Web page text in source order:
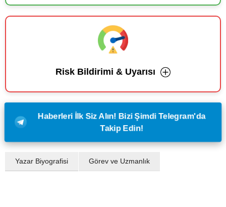
Risk Bildirimi & Uyarısı
Haberleri İlk Siz Alın! Bizi Şimdi Telegram'da
Takip Edin!
Yazar Biyografisi Görev ve Uzmanlık